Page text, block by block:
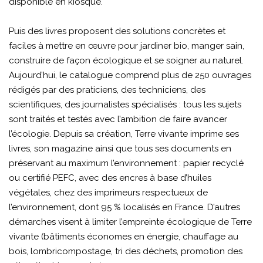
Puis des livres proposent des solutions concrètes et
faciles à mettre en œuvre pour jardiner bio, manger sain,
construire de façon écologique et se soigner au naturel.
Aujourd’hui, le catalogue comprend plus de 250 ouvrages
rédigés par des praticiens, des techniciens, des
scientifiques, des journalistes spécialisés : tous les sujets
sont traités et testés avec l’ambition de faire avancer
l’écologie. Depuis sa création, Terre vivante imprime ses
livres, son magazine ainsi que tous ses documents en
préservant au maximum l’environnement : papier recyclé
ou certifié PEFC, avec des encres à base d’huiles
végétales, chez des imprimeurs respectueux de
l’environnement, dont 95 % localisés en France. D’autres
démarches visent à limiter l’empreinte écologique de Terre
vivante (bâtiments économes en énergie, chauffage au
bois, lombricompostage, tri des déchets, promotion des